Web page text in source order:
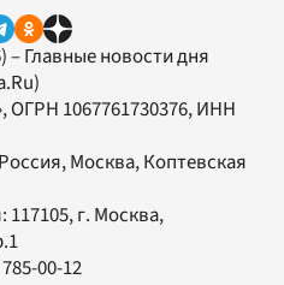
– Главные новости дня
, ОГРН 1067761730376, ИНН
Москва, Коптевская
117105, г. Москва,
00-12